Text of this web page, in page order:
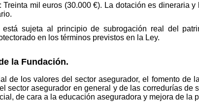
Treinta mil euros (30.000 €). La dotación es dineraria
está sujeta al principio de subrogación real del
en los términos previstos en la Ley.
la Fundación.
de los valores del sector asegurador, el fomento de
sector asegurador en general y de las corredurías
de cara a la educación aseguradora y mejora de la